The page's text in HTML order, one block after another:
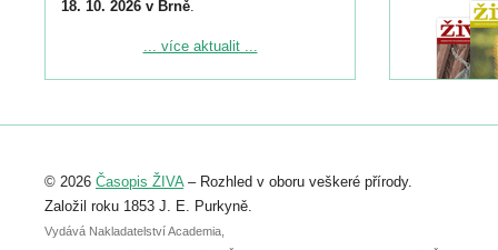
18. 10. 2026 v Brně.
Podrobnější informace ke konferenci
Registrovat se můžete do 6. září.
abstraktu přihlášené přednášky nebo
posteru je už 30. června.
... více aktualit ...
© 2026 Časopis ŽIVA– Rozhled v oboru veškeré přírody.
Založil roku 1853 J. E. Purkyně.
Vydává Nakladatelství Academia,